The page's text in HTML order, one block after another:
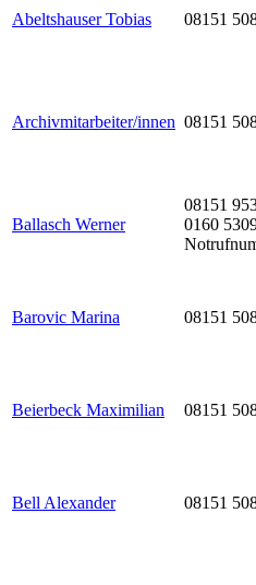
Abeltshauser Tobias 08151
Archivmitarbeiter/innen 08151
Ballasch Werner
08151
0160
Barovic Marina 08151
Beierbeck Maximilian 08151
Bell Alexander 08151